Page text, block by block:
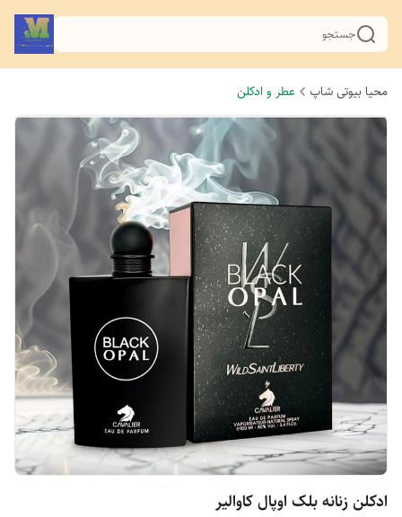
جستجو
محیا بیوتی شاپ عطر و ادکلن
ادکلن زنانه بلک اوپال کاوالیر